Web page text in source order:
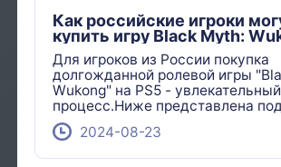
Как российские игроки
купить игру Black Myth:
ps5
Для игроков из России покупка
долгожданной ролевой игры
Wukong" на PS5 - увлекательный
процесс.Ниже представлена
стратегия покупки для
игроков.2024-08-23